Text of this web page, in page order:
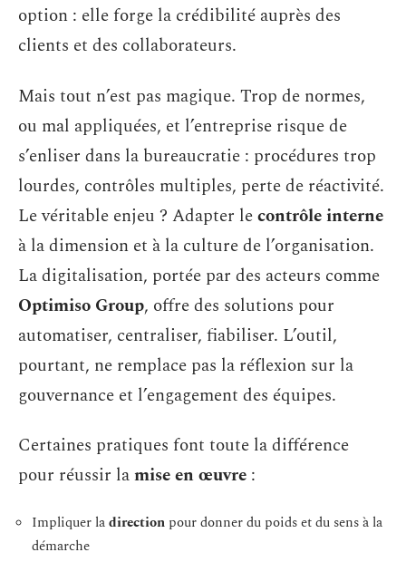
option : elle forge la crédibilité auprès des
clients et des collaborateurs.
Mais tout n’est pas magique. Trop de normes,
ou mal appliquées, et l’entreprise risque de
s’enliser dans la bureaucratie : procédures trop
lourdes, contrôles multiples, perte de réactivité.
Le véritable enjeu ? Adapter lecontrôle interne
à la dimension et à la culture de l’organisation.
La digitalisation, portée par des acteurs comme
Optimiso Group, offre des solutions pour
automatiser, centraliser, fiabiliser. L’outil,
pourtant, ne remplace pas la réflexion sur la
gouvernance et l’engagement des équipes.
Certaines pratiques font toute la différence
pour réussir lamise en œuvre :
Impliquer ladirection pour donner du poids et du sens à la
démarche